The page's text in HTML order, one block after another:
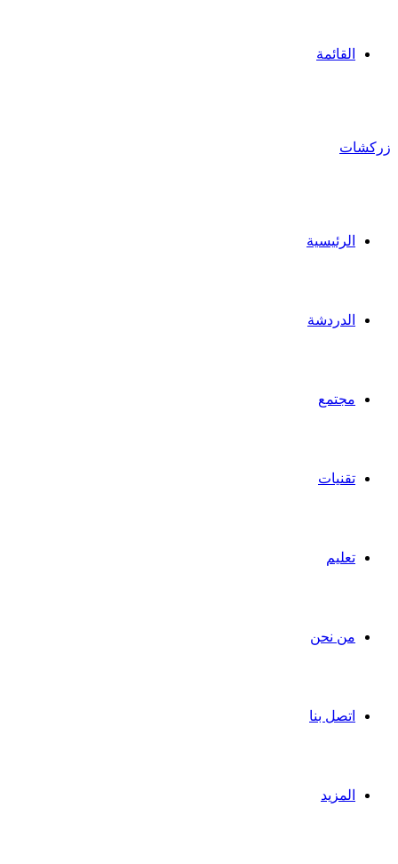
القائمة
زركشات
الرئيسية
الدردشة
مجتمع
تقنيات
تعليم
من نحن
اتصل بنا
المزيد